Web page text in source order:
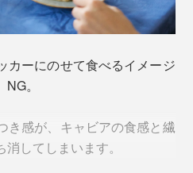
地球上に存在する古代魚。なんと恐竜よ
』は、防腐剤無添加で塩分
60日間熟成し、旨みがピー
カーにのせて食べるイメージ
。
き感が、キャビアの食感と繊
してしまいます。